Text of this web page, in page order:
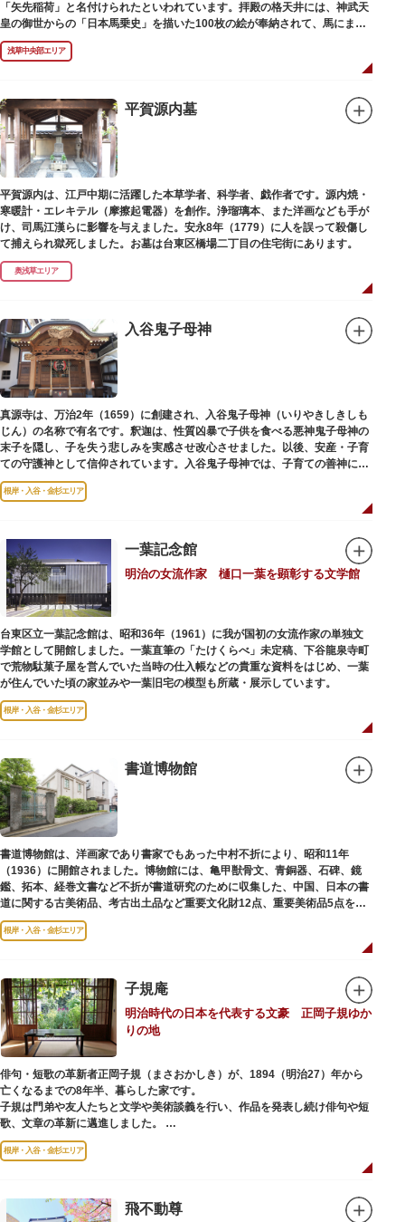
「矢先稲荷」と名付けられたといわれています。拝殿の格天井には、神武天
皇の御世からの「日本馬乗史」を描いた100枚の絵が奉納されて、馬にまつ
わる歴史が一目瞭然に理解できます。
浅草中央部エリア
平賀源内墓
平賀源内は、江戸中期に活躍した本草学者、科学者、戯作者です。源内焼・
寒暖計・エレキテル（摩擦起電器）を創作。浄瑠璃本、また洋画なども手が
け、司馬江漢らに影響を与えました。安永8年（1779）に人を誤って殺傷し
て捕えられ獄死しました。お墓は台東区橋場二丁目の住宅街にあります。
奥浅草エリア
入谷鬼子母神
真源寺は、万治2年（1659）に創建され、入谷鬼子母神（いりやきしきしも
じん）の名称で有名です。釈迦は、性質凶暴で子供を食べる悪神鬼子母神の
末子を隠し、子を失う悲しみを実感させ改心させました。以後、安産・子育
ての守護神として信仰されています。入谷鬼子母神では、子育ての善神にな
った由来からツノのない「おに」の文字を使っています。
根岸・入谷・金杉エリア
一葉記念館
明治の女流作家 樋口一葉を顕彰する文学館
台東区立一葉記念館は、昭和36年（1961）に我が国初の女流作家の単独文
学館として開館しました。一葉直筆の「たけくらべ」未定稿、下谷龍泉寺町
で荒物駄菓子屋を営んでいた当時の仕入帳などの貴重な資料をはじめ、一葉
が住んでいた頃の家並みや一葉旧宅の模型も所蔵・展示しています。
根岸・入谷・金杉エリア
書道博物館
書道博物館は、洋画家であり書家でもあった中村不折により、昭和11年
（1936）に開館されました。博物館には、亀甲獣骨文、青銅器、石碑、鏡
鑑、拓本、経巻文書など不折が書道研究のために収集した、中国、日本の書
道に関する古美術品、考古出土品など重要文化財12点、重要美術品5点を含
む約16000点が収蔵されています。
根岸・入谷・金杉エリア
子規庵
明治時代の日本を代表する文豪 正岡子規ゆか
りの地
俳句・短歌の革新者正岡子規（まさおかしき）が、1894（明治27）年から
亡くなるまでの8年半、暮らした家です。
子規は門弟や友人たちと文学や美術談義を行い、作品を発表し続け俳句や短
歌、文章の革新に邁進しました。
故郷松山より母と妹を呼び寄せ、結核に苦しみながらも34歳で亡くなるまで
精力的に文学作品を創作し続けた場所でもあります。
ま再建され、現在の庵は東京都指定史跡として明治の雰囲気が体感できる魅
根岸・入谷・金杉エリア
飛不動尊